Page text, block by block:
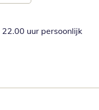
uur persoonlijk